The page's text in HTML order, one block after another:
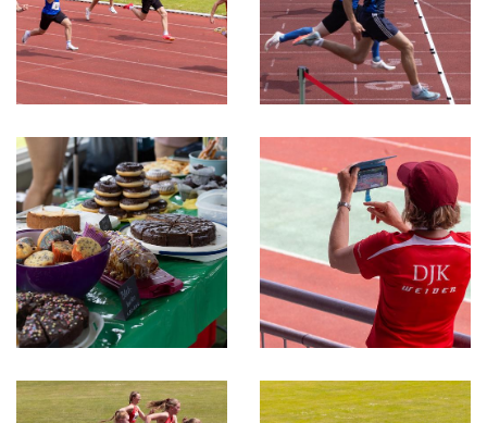
Boule
Darts
Gymnastik-Tanz
Handball
Leichtathletik
Rhönradturnen
Schwimmen
Sportschießen
Tennis